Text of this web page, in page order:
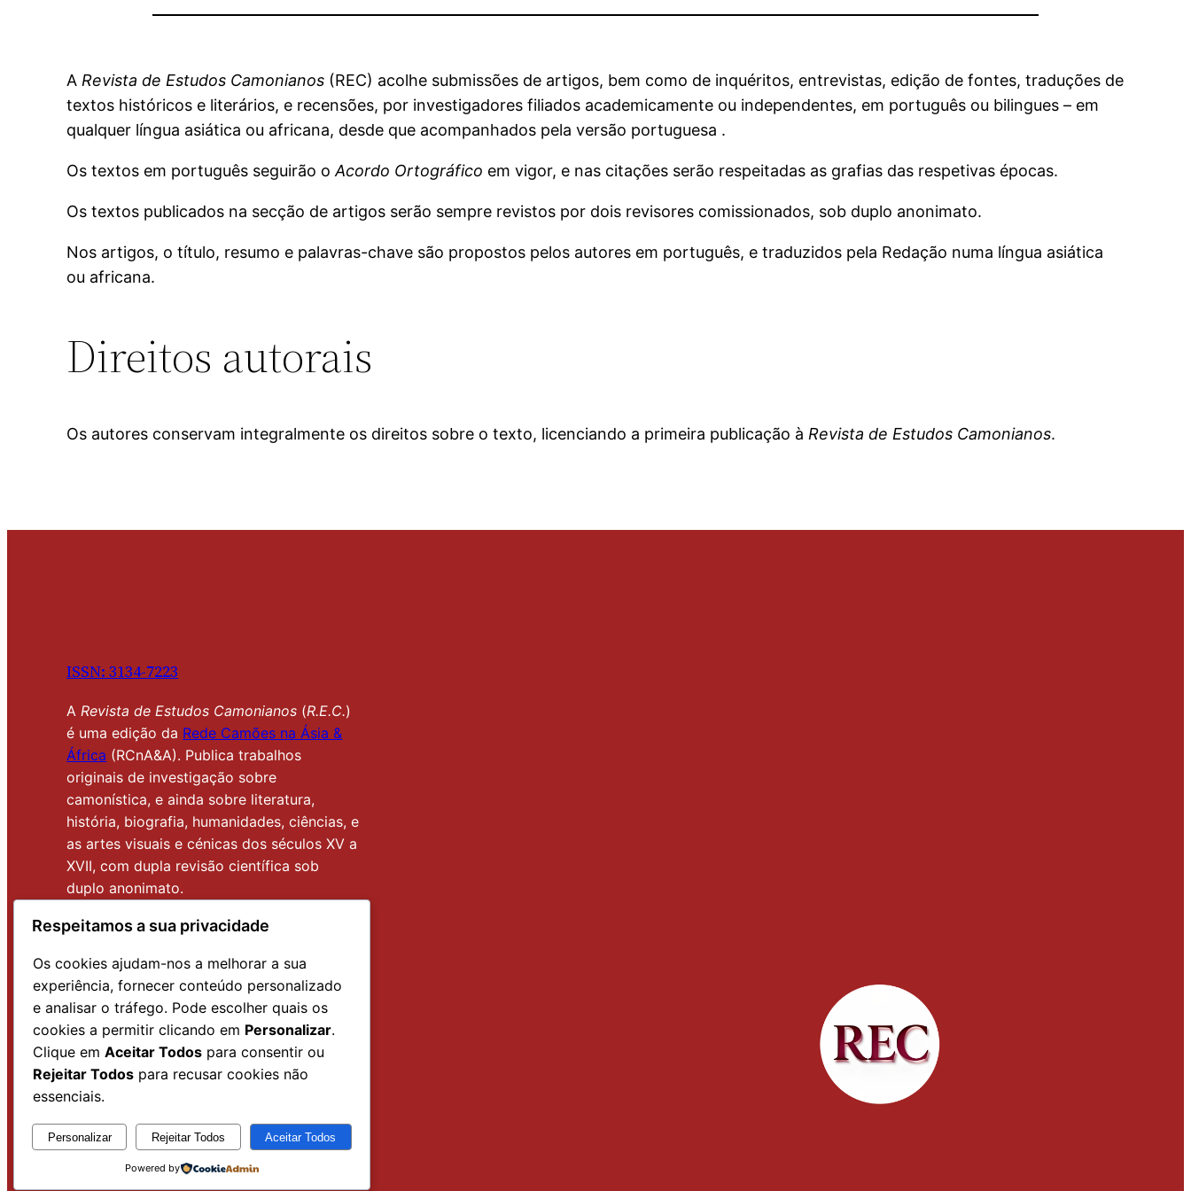
ARevista de Estudos Camonianos (REC) acolhe submissões de artigos, bem como de inquéritos, entrevistas, edição de fontes, traduções de
textos históricos e literários, e recensões, por investigadores filiados academicamente ou independentes, em português ou bilingues – em
qualquer língua asiática ou africana, desde que acompanhados pela versão portuguesa .
Os textos em português seguirão oAcordo Ortográfico em vigor, e nas citações serão respeitadas as grafias das respetivas épocas.
Os textos publicados na secção de artigos serão sempre revistos por dois revisores comissionados, sob duplo anonimato.
Nos artigos, o título, resumo e palavras-chave são propostos pelos autores em português, e traduzidos pela Redação numa língua asiática
ou africana.
Direitos autorais
Os autores conservam integralmente os direitos sobre o texto, licenciando a primeira publicação à Revista de Estudos Camonianos.
ISSN: 3134-7223
A Revista de Estudos Camonianos (R.E.C.)
é uma edição da Rede Camões na Ásia &
África (RCnA&A). Publica trabalhos
originais de investigação sobre
camonística, e ainda sobre literatura,
história, biografia, humanidades, ciências, e
as artes visuais e cénicas dos séculos XV a
XVII, com dupla revisão científica sob
duplo anonimato.
Todos os materiais daR.E.C.são
licença CC BY-NC-ND (Atribuição-
NãoComercial-SemDerivações) que
permite baixar e partilhar os ficheiros, sem
modificações e sem fins comerciais.
Respeitamos a sua privacidade
Os cookies ajudam-nos a melhorar a sua
experiência, fornecer conteúdo personalizado
e analisar o tráfego. Pode escolher quais os
cookies a permitir clicando em Personalizar.
Clique em Aceitar Todos para consentir ou
Rejeitar Todos para recusar cookies não
essenciais.
Personalizar Rejeitar Todos Aceitar Todos
Powered by